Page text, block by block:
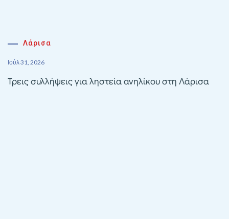
Λάρισα
Ιούλ 31, 2026
Τρεις συλλήψεις για ληστεία ανηλίκου στη Λάρισα